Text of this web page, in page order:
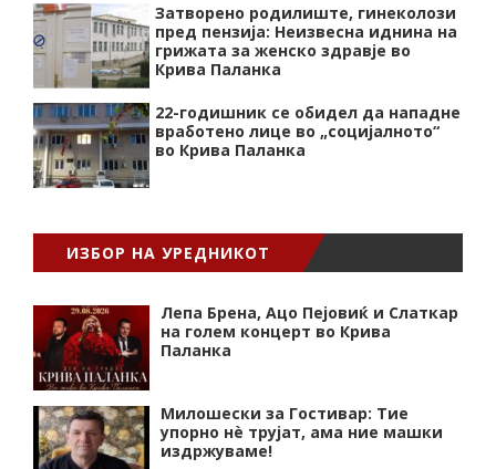
Затворено родилиште, гинеколози
пред пензија: Неизвесна иднина на
грижата за женско здравје во
Крива Паланка
22-годишник се обидел да нападне
вработено лице во „социјалното“
во Крива Паланка
ИЗБОР НА УРЕДНИКОТ
Лепа Брена, Ацо Пејовиќ и Слаткар
на голем концерт во Крива
Паланка
Милошески за Гостивар: Тие
упорно нѐ трујат, ама ние машки
издржуваме!